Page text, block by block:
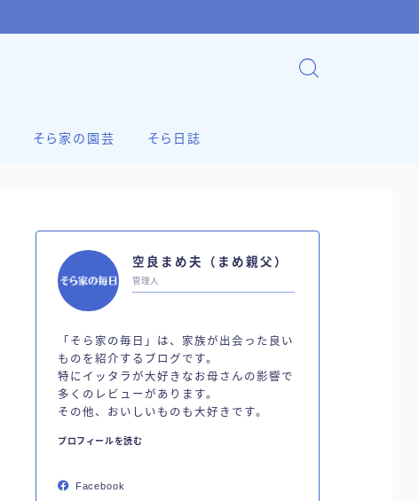
そら家の園芸 そら日誌
空良まめ夫（まめ親父）
管理人
「そら家の毎日」は、家族が出会った良い
ものを紹介するブログです。
特にイッタラが大好きなお母さんの影響で
多くのレビューがあります。
その他、おいしいものも大好きです。
プロフィールを読む
Facebook